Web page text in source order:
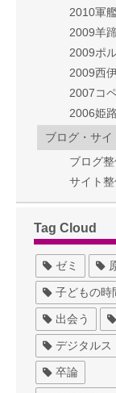
2010軍
2009羊
2009ポ
2009西
2007コ
2006姫
ブログ・サイ
ブログ
サイト
Tag Cloud
ゼミ
子どもの時
出会う
デジタルス
卒論